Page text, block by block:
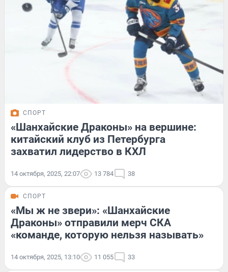
СПОРТ
«Шанхайские Драконы» на вершине:
китайский клуб из Петербурга
захватил лидерство в КХЛ
14 октября, 2025, 22:07 13 784 38
СПОРТ
«Мы ж не звери»: «Шанхайские
Драконы» отправили мерч СКА
«команде, которую нельзя называть»
14 октября, 2025, 13:10 11 055 33